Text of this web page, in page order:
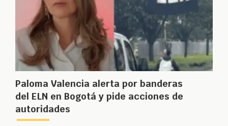
Paloma Valencia alerta por banderas
del ELN en Bogotá y pide acciones de
autoridades